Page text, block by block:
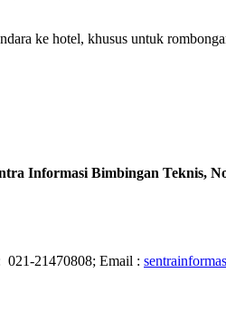
ke hotel, khusus untuk
Informasi Bimbingan Teknis,
021-21470808; Email :